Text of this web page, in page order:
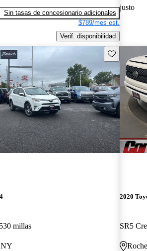
Sin tasas de concesionario adicionales
$789/mes est.
Verif. disponibilidad
justo
Guarda este
millas
NY
2020
SR5